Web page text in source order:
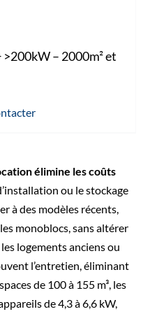
– 2000m² et
élimine les coûts
ou le stockage
à des modèles récents,
monoblocs, sans altérer
logements anciens ou
l’entretien, éliminant
de 100 à 155 m³, les
de 4,3 à 6,6 kW,